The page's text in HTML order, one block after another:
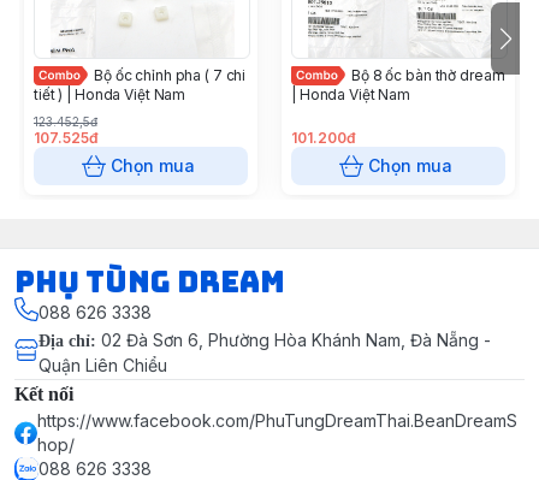
Bộ ốc chỉnh pha ( 7 chi
tiết ) | Honda Việt Nam
123.452,5đ
107.525đ
Chọn mua
Bộ 8 ốc bàn thờ dream
| Honda Việt Nam
101.200đ
Chọn mua
Phụ Tùng Dream
088 626 3338
Địa chỉ: 02 Đà Sơn 6, Phường Hòa Khánh Nam, Đà Nẵng -
Quận Liên Chiểu
Kết nối
https://www.facebook.com/PhuTungDreamThai.BeanDreamS
hop/
088 626 3338